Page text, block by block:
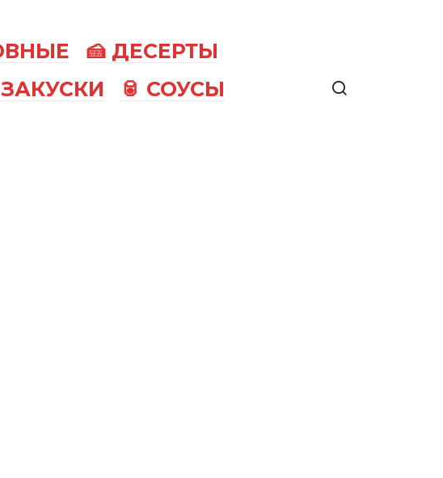
🍰 ДЕСЕРТЫ
ЗАКУСКИ
🥫 СОУСЫ